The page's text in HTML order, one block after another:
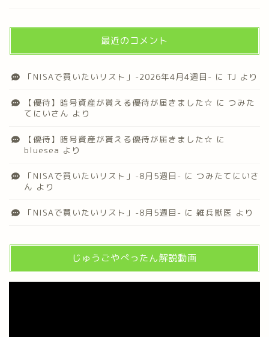
最近のコメント
「NISAで買いたいリスト」-2026年4月4週目- に TJ より
【優待】暗号資産が貰える優待が届きました☆ に つみた
てにいさん より
【優待】暗号資産が貰える優待が届きました☆ に
bluesea より
「NISAで買いたいリスト」-8月5週目- に つみたてにいさ
ん より
「NISAで買いたいリスト」-8月5週目- に 雑兵獣医 より
じゅうごやぺったん解説動画